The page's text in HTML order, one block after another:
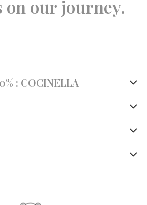
on our journey.
: COCINELLA